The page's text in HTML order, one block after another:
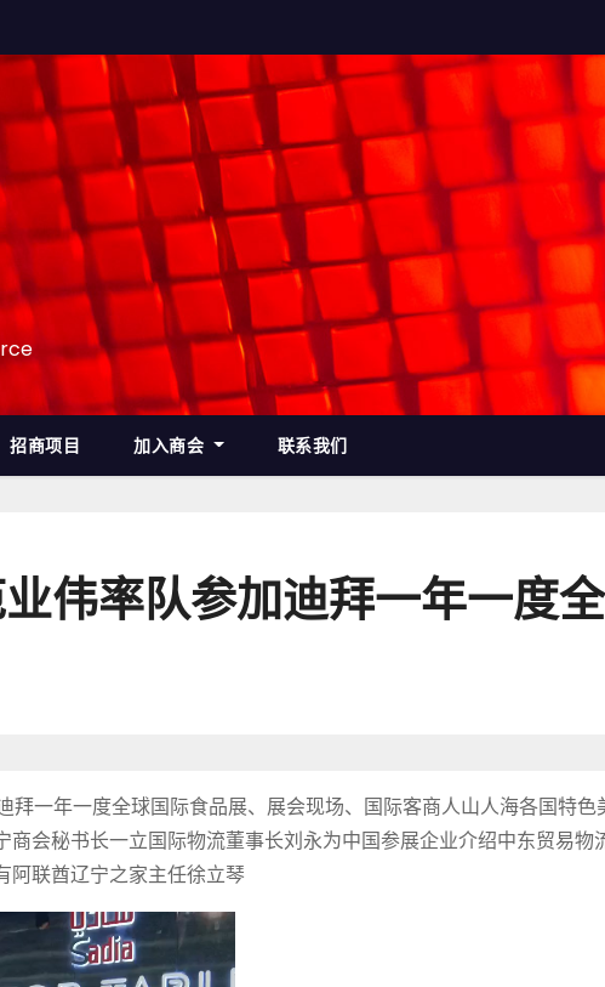
招商项目 加入商会 联系我们
伟率队参加迪拜一年一度
一年一度全球国际食品展、展会现场、国际客商人山人海各国特
会秘书长一立国际物流董事长刘永为中国参展企业介绍中东贸易
阿联酋辽宁之家主任徐立琴